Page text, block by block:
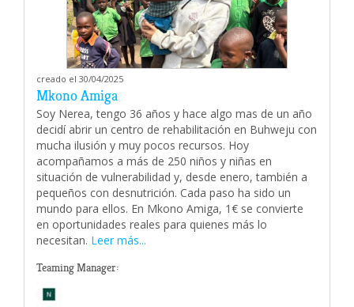
creado el 30/04/2025
Mkono Amiga
Soy Nerea, tengo 36 años y hace algo mas de un año
decidí abrir un centro de rehabilitación en Buhweju con
mucha ilusión y muy pocos recursos. Hoy
acompañamos a más de 250 niños y niñas en
situación de vulnerabilidad y, desde enero, también a
pequeños con desnutrición. Cada paso ha sido un
mundo para ellos. En Mkono Amiga, 1€ se convierte
en oportunidades reales para quienes más lo
necesitan. Leer más...
Teaming Manager: